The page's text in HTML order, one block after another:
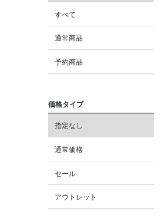
すべて
通常商品
予約商品
価格タイプ
指定なし
通常価格
セール
アウトレット